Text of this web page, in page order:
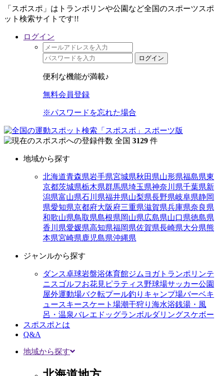
「スポスポ」はトランポリンや公園など全国のスポーツスポ
ット検索サイトです!!
ログイン
ログイン
便利な機能が満載♪
無料会員登録
※パスワードを忘れた場合
全国 3129 件
地域から探す
北海道青森県岩手県宮城県秋田県山形県福島県東
京都茨城県栃木県群馬県埼玉県神奈川県千葉県新
潟県富山県石川県福井県山梨県長野県岐阜県静岡
県愛知県京都府大阪府三重県滋賀県兵庫県奈良県
和歌山県鳥取県島根県岡山県広島県山口県徳島県
香川県愛媛県高知県福岡県佐賀県長崎県大分県熊
本県宮崎県鹿児島県沖縄県
ジャンルから探す
ダンス卓球岩盤浴体育館ジム ヨガトランポリンテ
ニス ゴルフお花見 ピラティス野球場サッカー公園
屋外運動場バク転プール釣り キャンプ場バーベキ
ュースキースケート場潮干狩り 海水浴銭湯・風
呂・温泉バレエ ドッグランボルダリングスケボー
スポスポとは
Q&A
地域から探す